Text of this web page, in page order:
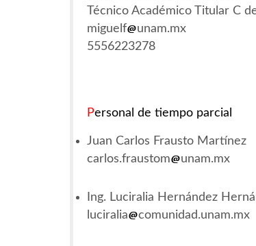
Técnico Académico Titular C
miguelf
unam.mx
5556223278
Personal de tiempo parcial
Juan Carlos Frausto Martínez
carlos.fraustom
unam.mx
Ing. Luciralia Hernández
luciralia
comunidad.unam.mx